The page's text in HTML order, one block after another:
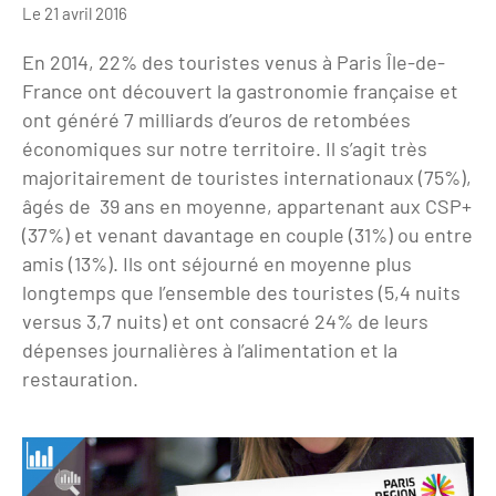
Clientèles lointaines
Clientèles spécifiques
Etudes et enquêtes
Etudes thématiques
Dispositifs d'enquêtes
Chiffres Annuels
Chiffres clés de la destination
Repères annuel
La liste des OT d'Île-de-France
APIDAE
Formations
Mode d'emploi formations
Formations inter-filières
Formations OT
Ateliers
Matinales
E-learning
Restaurants impressionnistes
Hébergements impressionnistes
Offre culturelle impressionniste
Offre de la destination
Activités
Musée - Monuments - Châteaux
Croisiéristes/Bateaux
Parcs d’attractions et animaliers
Cabarets et casino
Expériences et visites
Grands magasins et outlets
Le 21 avril 2016
En 2014, 22% des touristes venus à Paris Île-de-
France ont découvert la gastronomie française et
ont généré 7 milliards d’euros de retombées
économiques sur notre territoire. Il s’agit très
majoritairement de touristes internationaux (75%),
âgés de 39 ans en moyenne, appartenant aux CSP+
(37%) et venant davantage en couple (31%) ou entre
amis (13%). Ils ont séjourné en moyenne plus
longtemps que l’ensemble des touristes (5,4 nuits
versus 3,7 nuits) et ont consacré 24% de leurs
dépenses journalières à l’alimentation et la
restauration.